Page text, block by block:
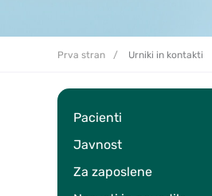
Prva stran Urniki in kontakti
Pacienti
Javnost
Za zaposlene